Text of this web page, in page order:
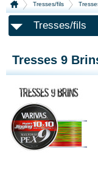
Tresses/fils
Tresses/fils
Tresses 9